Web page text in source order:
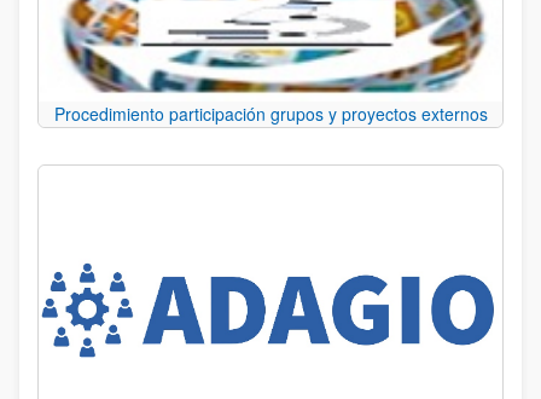
Procedimiento participación grupos y proyectos externos